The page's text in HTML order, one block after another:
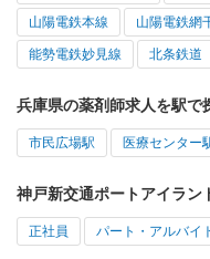
山陽電鉄本線 山陽電鉄網
能勢電鉄妙見線 北条鉄道
兵庫県の薬剤師求人を駅で
市民広場駅 医療センター
神戸新交通ポートアイラン
正社員 パート・アルバイ